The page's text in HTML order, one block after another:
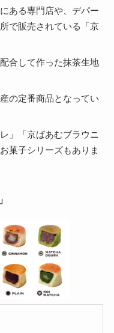
ある専門店や、デパー
で販売されている「京
合して作った抹茶生地
の定番商品となってい
」「京ばあむブラウニ
菓子シリーズもありま